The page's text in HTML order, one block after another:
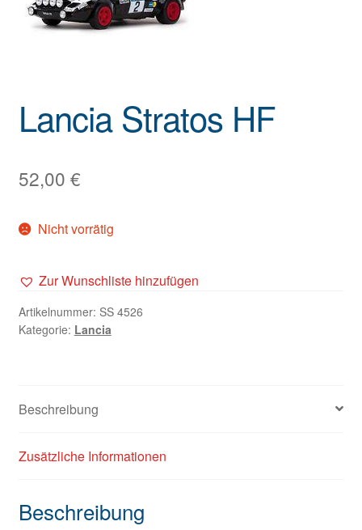
On Tour
Lancia Stratos HF
52,00 €
Nicht vorrätig
Zur Wunschliste hinzufügen
Artikelnummer: SS 4526
Kategorie: Lancia
Beschreibung
Zusätzliche Informationen
Beschreibung